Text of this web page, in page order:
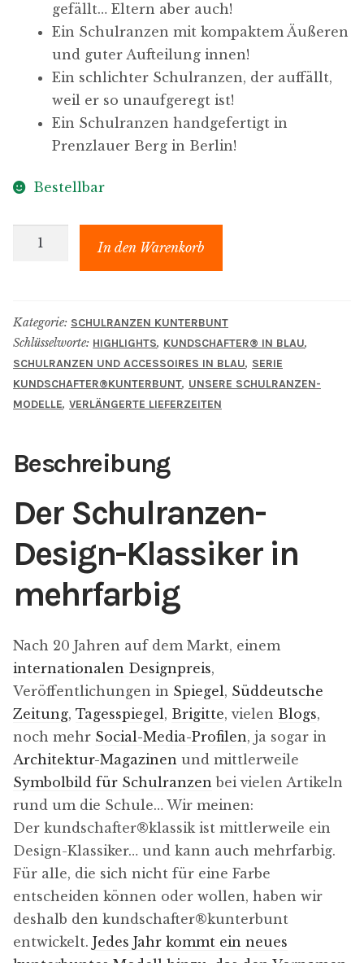
gefällt… Eltern aber auch!
Ein Schulranzen mit kompaktem Äußeren
und guter Aufteilung innen!
Ein schlichter Schulranzen, der auffällt,
weil er so unaufgeregt ist!
Ein Schulranzen handgefertigt in
Prenzlauer Berg in Berlin!
Bestellbar
kundschafter​
"Frido"
Menge
In den Warenkorb
Kategorie: SCHULRANZEN KUNTERBUNT
Schlüsselworte: HIGHLIGHTS, KUNDSCHAFTER​® IN BLAU,
SCHULRANZEN UND ACCESSOIRES IN BLAU, SERIE
KUNDSCHAFTER​®​KUNTERBUNT, UNSERE SCHULRANZEN-
MODELLE, VERLÄNGERTE LIEFERZEITEN
Beschreibung
Der Schulranzen-
Design-Klassiker in
mehrfarbig
Nach 20 Jahren auf dem Markt, einem
internationalen Designpreis,
Veröffentlichungen in Spiegel, Süddeutsche
Zeitung, Tagesspiegel, Brigitte, vielen Blogs,
noch mehr Social-Media-Profilen, ja sogar in
Architektur-Magazinen und mittlerweile
Symbolbild für Schulranzen bei vielen Artikeln
rund um die Schule… Wir meinen:
Der kundschafter​®​klassik ist mittlerweile ein
Design-Klassiker… und kann auch mehrfarbig.
Für alle, die sich nicht für eine Farbe
entscheiden können oder wollen, haben wir
deshalb den kundschafter​®​kunterbunt
entwickelt. Jedes Jahr kommt ein neues